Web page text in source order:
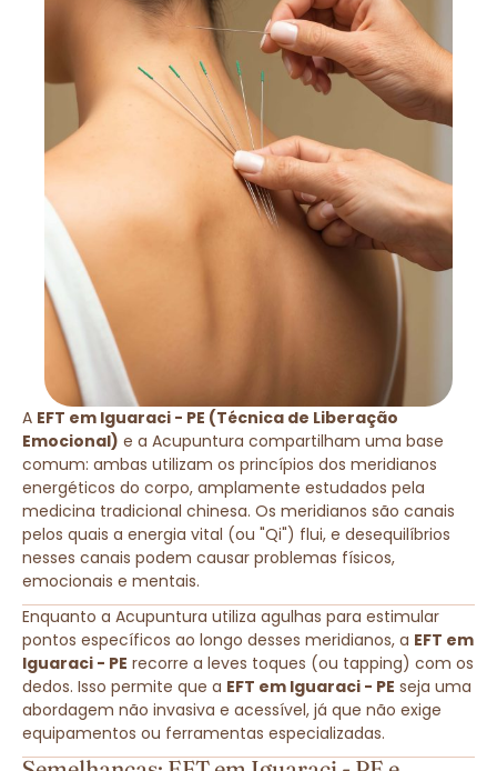
A EFT em Iguaraci - PE (Técnica de Liberação
Emocional) e a Acupuntura compartilham uma base
comum: ambas utilizam os princípios dos meridianos
energéticos do corpo, amplamente estudados pela
medicina tradicional chinesa. Os meridianos são canais
pelos quais a energia vital (ou "Qi") flui, e desequilíbrios
nesses canais podem causar problemas físicos,
emocionais e mentais.
Enquanto a Acupuntura utiliza agulhas para estimular
pontos específicos ao longo desses meridianos, a EFT em
Iguaraci - PE recorre a leves toques (ou tapping) com os
dedos. Isso permite que a EFT em Iguaraci - PE seja uma
abordagem não invasiva e acessível, já que não exige
equipamentos ou ferramentas especializadas.